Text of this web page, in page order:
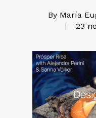
By María
23